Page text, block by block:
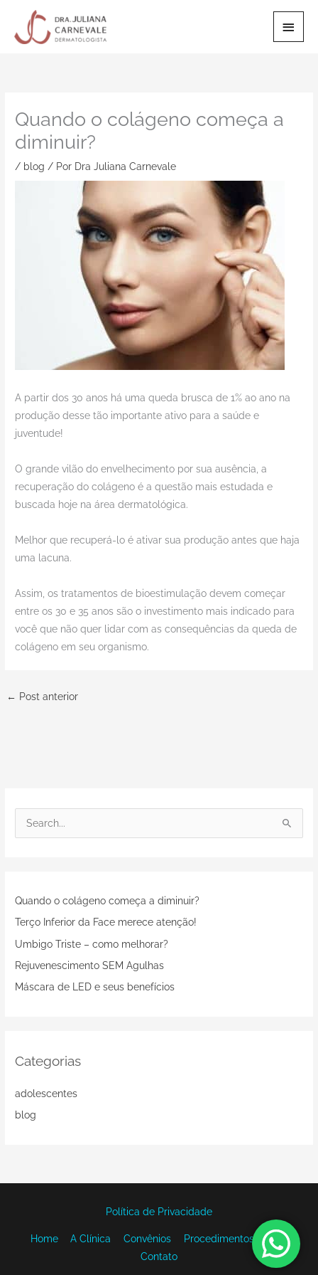
Quando o colágeno começa a
diminuir?
/ blog / Por Dra Juliana Carnevale
A partir dos 30 anos há uma queda brusca de 1% ao ano na
produção desse tão importante ativo para a saúde e
juventude!
O grande vilão do envelhecimento por sua ausência, a
recuperação do colágeno é a questão mais estudada e
buscada hoje na área dermatológica.
Melhor que recuperá-lo é ativar sua produção antes que haja
uma lacuna.
Assim, os tratamentos de bioestimulação devem começar
entre os 30 e 35 anos são o investimento mais indicado para
você que não quer lidar com as consequências da queda de
colágeno em seu organismo.
← Post anterior
u
i
s
a
:
Quando o colágeno começa a diminuir?
Terço Inferior da Face merece atenção!
Umbigo Triste – como melhorar?
Rejuvenescimento SEM Agulhas
Máscara de LED e seus benefícios
Categorias
adolescentes
blog
Política de Privacidade
Home A Clínica Convênios Procedimentos
Blog
Contato